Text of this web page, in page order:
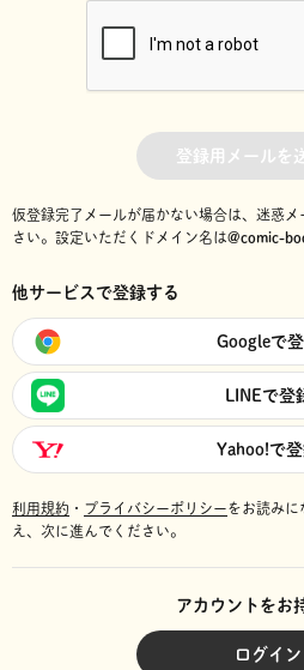
登録用メールを
仮登録完了メールが届かない場合は、迷惑
さい。 設定いただくドメイン名は@comic-
他サービスで登録する
Googleで
LINEで登
Yahoo!で
利用規約 ・ プライバシーポリシーをお読みに
え、次に進んでください。
アカウントをお
ログイン